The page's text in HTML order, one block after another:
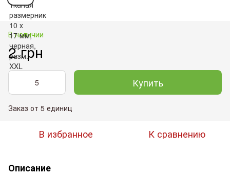
В наличии
2 грн
Купить
Заказ от 5 единиц
В избранное К сравнению
Описание